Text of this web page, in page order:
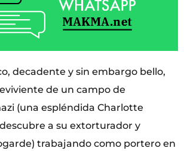
decadente y sin embargo bello,
de un campo de
(una espléndida Charlotte
a su extorturador y
trabajando como portero en